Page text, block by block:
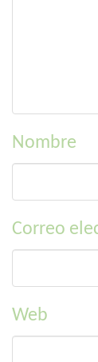
Nombre
Correo
Web